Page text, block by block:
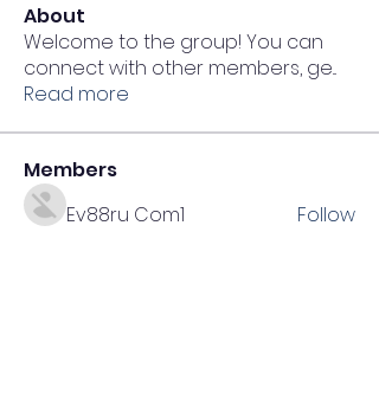
About
Welcome to the group! You can
connect with other members, ge...
Read more
Members
Ev88ru Com1
Follow